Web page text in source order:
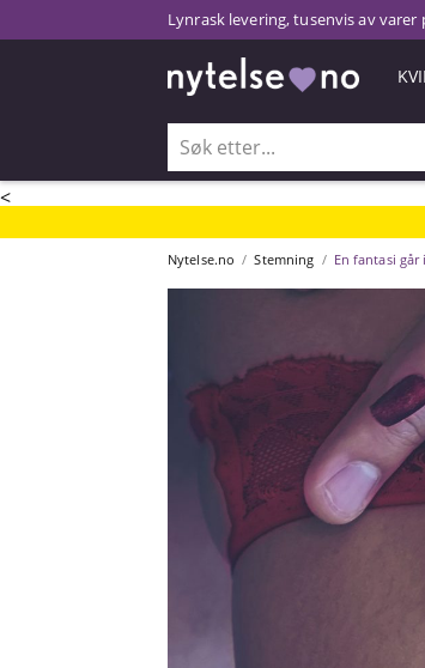
<
Lynrask levering, tusenvis av varer
Nytelse.no Stemning En fantasi